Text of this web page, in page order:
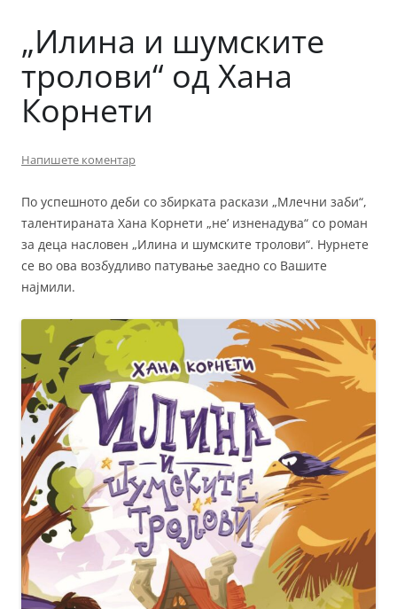
„Илина и шумските
тролови“ од Хана
Корнети
Напишете коментар
По успешното деби со збирката раскази „Млечни заби“,
талентираната Хана Корнети „не’ изненадува“ со роман
за деца насловен „Илина и шумските тролови“. Нурнете
се во ова возбудливо патување заедно со Вашите
најмили.